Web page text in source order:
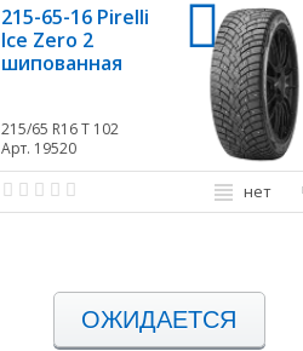
215-65-16 Pirelli
Ice Zero 2
шипованная
215/65 R16T 102
Арт. 19520
нет
ОЖИДАЕТСЯ